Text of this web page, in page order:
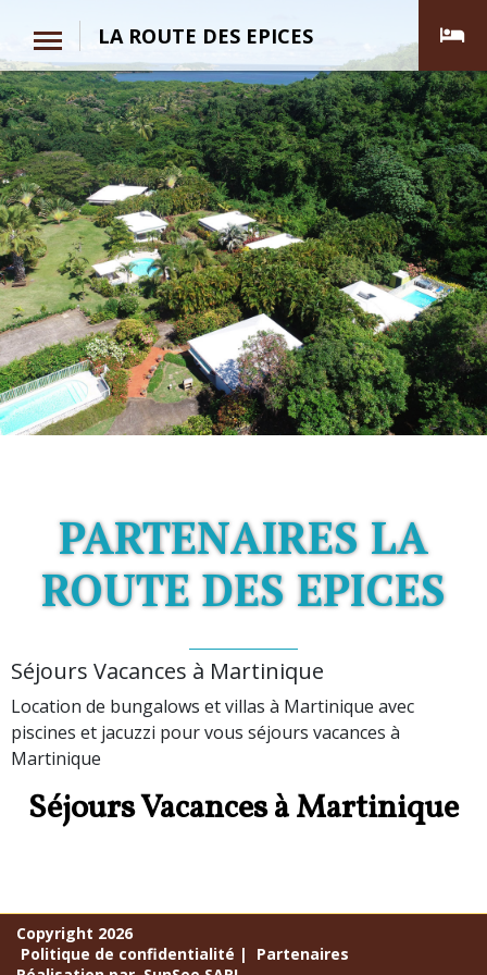
LA ROUTE DES EPICES
PARTENAIRES LA
ROUTE DES EPICES
Séjours Vacances à Martinique
Location de bungalows et villas à Martinique avec
piscines et jacuzzi pour vous séjours vacances à
Martinique
Séjours Vacances à Martinique
Copyright 2026
Politique de confidentialité |
Partenaires